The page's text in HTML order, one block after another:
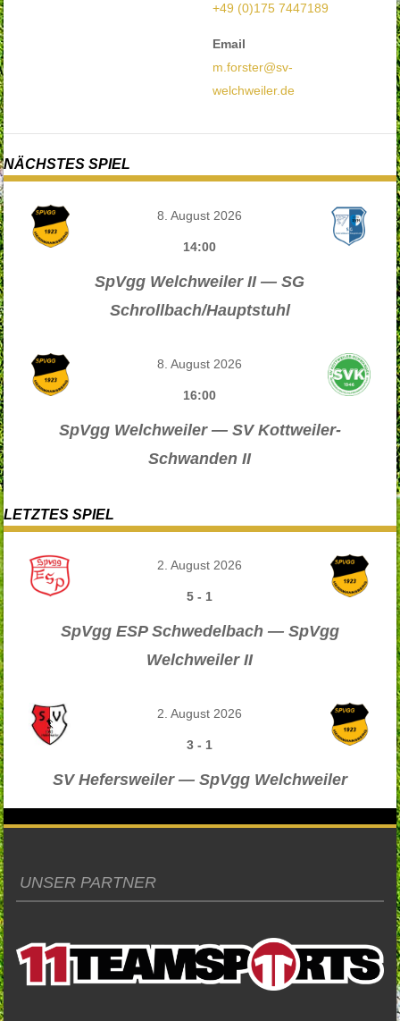
+49 (0)175 7447189
Email
m.forster@sv-
welchweiler.de
NÄCHSTES SPIEL
8. August 2026
14:00
SpVgg Welchweiler II — SG
Schrollbach/Hauptstuhl
8. August 2026
16:00
SpVgg Welchweiler — SV Kottweiler-
Schwanden II
LETZTES SPIEL
2. August 2026
5 - 1
SpVgg ESP Schwedelbach — SpVgg
Welchweiler II
2. August 2026
3 - 1
SV Hefersweiler — SpVgg Welchweiler
UNSER PARTNER